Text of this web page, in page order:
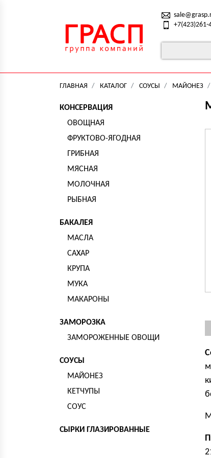
+7(423)261-
ГЛАВНАЯ КАТАЛОГ СОУСЫ МАЙОНЕЗ
КОНСЕРВАЦИЯ
ОВОЩНАЯ
ФРУКТОВО-ЯГОДНАЯ
ГРИБНАЯ
МЯСНАЯ
МОЛОЧНАЯ
РЫБНАЯ
БАКАЛЕЯ
МАСЛА
САХАР
КРУПА
МУКА
МАКАРОНЫ
ЗАМОРОЗКА
ЗАМОРОЖЕННЫЕ ОВОЩИ
СОУСЫ
МАЙОНЕЗ
КЕТЧУПЫ
СОУС
СЫРКИ ГЛАЗИРОВАННЫЕ